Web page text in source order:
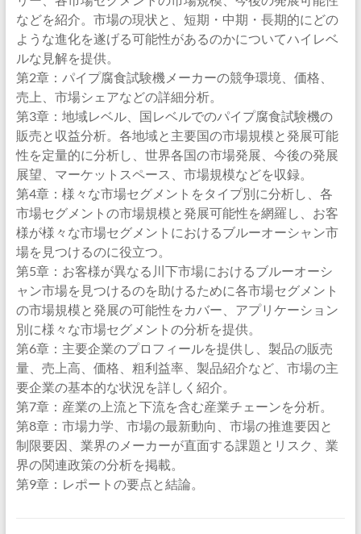
などを紹介。市場の現状と、短期・中期・長期的にどの
ような進化を遂げる可能性があるのかについてハイレベ
ルな見解を提供。
第2章：パイプ腐食試験機メーカーの競争環境、価格、
売上、市場シェアなどの詳細分析。
第3章：地域レベル、国レベルでのパイプ腐食試験機の
販売と収益分析。各地域と主要国の市場規模と発展可能
性を定量的に分析し、世界各国の市場発展、今後の発展
展望、マーケットスペース、市場規模などを収録。
第4章：様々な市場セグメントをタイプ別に分析し、各
市場セグメントの市場規模と発展可能性を網羅し、お客
様が様々な市場セグメントにおけるブルーオーシャン市
場を見つけるのに役立つ。
第5章：お客様が異なる川下市場におけるブルーオーシ
ャン市場を見つけるのを助けるために各市場セグメント
の市場規模と発展の可能性をカバー、アプリケーション
別に様々な市場セグメントの分析を提供。
第6章：主要企業のプロフィールを提供し、製品の販売
量、売上高、価格、粗利益率、製品紹介など、市場の主
要企業の基本的な状況を詳しく紹介。
第7章：産業の上流と下流を含む産業チェーンを分析。
第8章：市場力学、市場の最新動向、市場の推進要因と
制限要因、業界のメーカーが直面する課題とリスク、業
界の関連政策の分析を掲載。
第9章：レポートの要点と結論。